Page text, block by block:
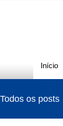
Início
Todos os posts